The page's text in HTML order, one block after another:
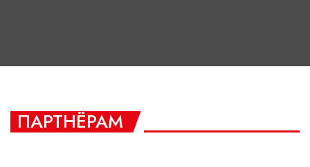
ПАРТНЁРАМ